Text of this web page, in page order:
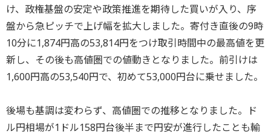
け、政権基盤の安定や政策推進を期待した買いが入り、序
盤から急ピッチで上げ幅を拡大しました。寄付き直後の9時
10分に1,874円高の53,814円をつけ取引時間中の最高値を更
新し、その後も高値圏での値動きとなりました。前引けは
1,600円高の53,540円で、初めて53,000円台に乗せました。
後場も基調は変わらず、高値圏での推移となりました。ド
ル円相場が1ドル158円台後半まで円安が進行したことも輸